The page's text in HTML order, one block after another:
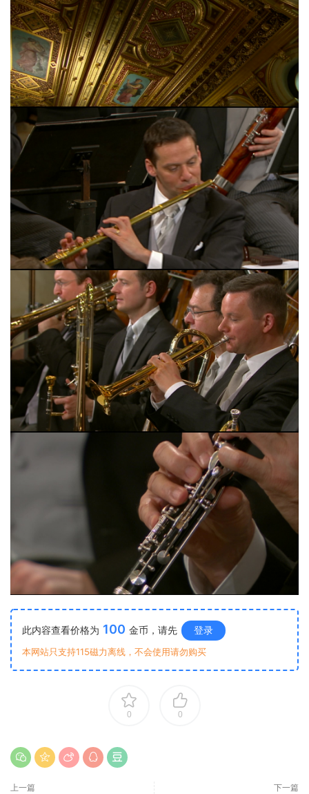
此内容查看价格为 100 金币，请先 登录
本网站只支持115磁力离线，不会使用请勿购买
0 0
上一篇 下一篇